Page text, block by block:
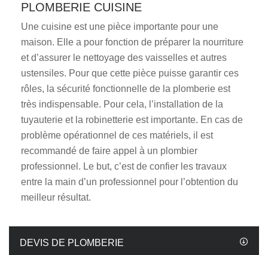
PLOMBERIE CUISINE
Une cuisine est une pièce importante pour une
maison. Elle a pour fonction de préparer la nourriture
et d’assurer le nettoyage des vaisselles et autres
ustensiles. Pour que cette pièce puisse garantir ces
rôles, la sécurité fonctionnelle de la plomberie est
très indispensable. Pour cela, l’installation de la
tuyauterie et la robinetterie est importante. En cas de
problème opérationnel de ces matériels, il est
recommandé de faire appel à un plombier
professionnel. Le but, c’est de confier les travaux
entre la main d’un professionnel pour l’obtention du
meilleur résultat.
DEVIS DE PLOMBERIE